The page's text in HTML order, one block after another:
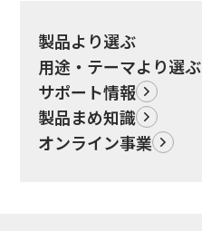
製品より選ぶ
用途・テーマより選ぶ
サポート情報
製品まめ知識
オンライン事業